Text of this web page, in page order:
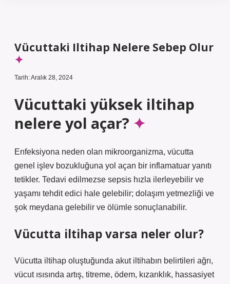
Vücuttaki Iltihap Nelere Sebep Olur
Tarih: Aralık 28, 2024
Vücuttaki yüksek iltihap
nelere yol açar?
Enfeksiyona neden olan mikroorganizma, vücutta
genel işlev bozukluğuna yol açan bir inflamatuar yanıtı
tetikler. Tedavi edilmezse sepsis hızla ilerleyebilir ve
yaşamı tehdit edici hale gelebilir; dolaşım yetmezliği ve
şok meydana gelebilir ve ölümle sonuçlanabilir.
Vücutta iltihap varsa neler olur?
Vücutta iltihap oluştuğunda akut iltihabın belirtileri ağrı,
vücut ısısında artış, titreme, ödem, kızarıklık, hassasiyet